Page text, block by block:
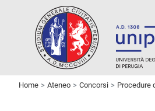
Home Ateneo Concorsi Procedure